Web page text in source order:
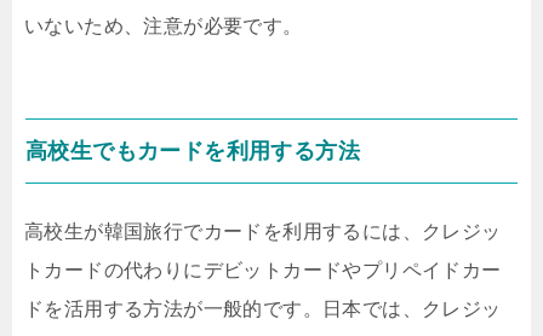
いないため、注意が必要です。
高校生でもカードを利用する方法
高校生が韓国旅行でカードを利用するには、クレジッ
トカードの代わりにデビットカードやプリペイドカー
ドを活用する方法が一般的です。日本では、クレジッ